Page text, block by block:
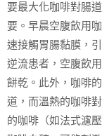
要最大化咖啡對腸
要。早晨空腹飲用
速接觸胃腸黏膜，
逆流患者，空腹飲
餅乾。此外，咖啡
道，而溫熱的咖啡
的咖啡（如法式濾